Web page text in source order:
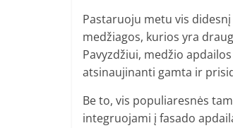
Pastaruoju metu vis
medžiagos, kurios yra
Pavyzdžiui, medžio
atsinaujinanti gamta ir
Be to, vis populiaresnės
integruojami į fasado